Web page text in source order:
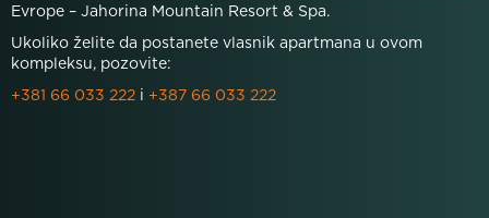
Evrope – Jahorina Mountain Resort & Spa.
Ukoliko želite da postanete vlasnik apartmana u ovom
kompleksu, pozovite:
+381 66 033 222 i +387 66 033 222